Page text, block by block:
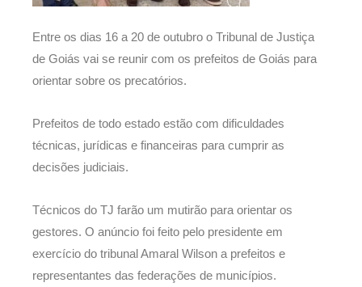
Entre os dias 16 a 20 de outubro o Tribunal de Justiça
de Goiás vai se reunir com os prefeitos de Goiás para
orientar sobre os precatórios.
Prefeitos de todo estado estão com dificuldades
técnicas, jurídicas e financeiras para cumprir as
decisões judiciais.
Técnicos do TJ farão um mutirão para orientar os
gestores. O anúncio foi feito pelo presidente em
exercício do tribunal Amaral Wilson a prefeitos e
representantes das federações de municípios.